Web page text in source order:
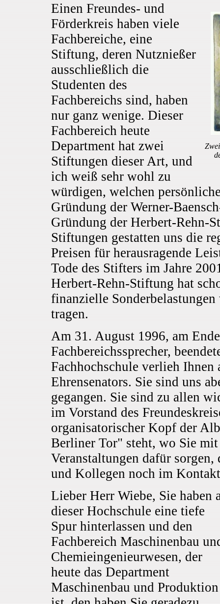
Einen Freundes- und
Förderkreis haben viele
Fachbereiche, eine
Stiftung, deren Nutznießer
ausschließlich die
Studenten des
Fachbereichs sind, haben
nur ganz wenige. Dieser
Fachbereich heute
Department hat zwei
Stiftungen dieser Art, und
ich weiß sehr wohl zu
würdigen, welchen
Gründung der Werner-
Gründung der Herbert-Rehn-
Stiftungen gestatten uns die
Preisen für herausragende
Tode des Stifters im Jahre
Herbert-Rehn-Stiftung hat
finanzielle
tragen.
Am 31. August 1996, am
Fachbereichssprecher,
Fachhochschule verlieh Ihnen
Ehrensenators. Sie sind uns
gegangen. Sie sind zu allen
im Vorstand des
organisatorischer Kopf der
Berliner Tor" steht, wo Sie
Veranstaltungen dafür
und Kollegen noch im
Lieber Herr Wiebe, Sie haben
dieser Hochschule eine tiefe
Spur hinterlassen und den
Fachbereich Maschinenbau
Chemieingenieurwesen, der
heute das Department
Maschinenbau und Produktion